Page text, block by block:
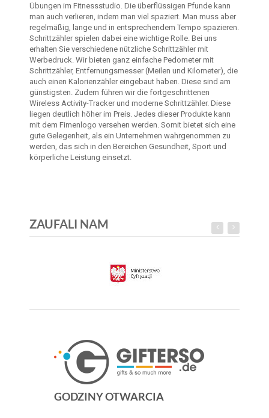
Übungen im Fitnessstudio. Die überflüssigen Pfunde kann
man auch verlieren, indem man viel spaziert. Man muss aber
regelmäßig, lange und in entsprechendem Tempo spazieren.
Schrittzähler spielen dabei eine wichtige Rolle. Bei uns
erhalten Sie verschiedene nützliche Schrittzähler mit
Werbedruck. Wir bieten ganz einfache Pedometer mit
Schrittzähler, Entfernungsmesser (Meilen und Kilometer), die
auch einen Kalorienzähler eingebaut haben. Diese sind am
günstigsten. Zudem führen wir die fortgeschrittenen
Wireless Activity-Tracker und moderne Schrittzähler. Diese
liegen deutlich höher im Preis. Jedes dieser Produkte kann
mit dem Fimenlogo versehen werden. Somit bietet sich eine
gute Gelegenheit, als ein Unternehmen wahrgenommen zu
werden, das sich in den Bereichen Gesundheit, Sport und
körperliche Leistung einsetzt.
ZAUFALI NAM
GODZINY OTWARCIA